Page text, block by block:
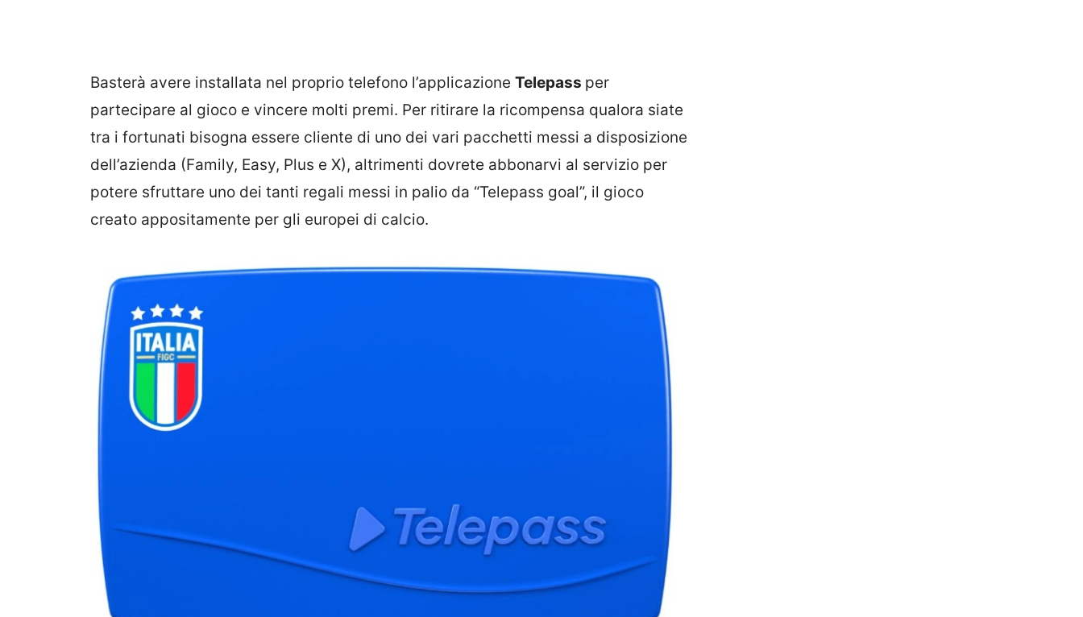
Basterà avere installata nel proprio telefono l’applicazione Telepass per
partecipare al gioco e vincere molti premi. Per ritirare la ricompensa qualora siate
tra i fortunati bisogna essere cliente di uno dei vari pacchetti messi a disposizione
dell’azienda (Family, Easy, Plus e X), altrimenti dovrete abbonarvi al servizio per
potere sfruttare uno dei tanti regali messi in palio da “Telepass goal”, il gioco
creato appositamente per gli europei di calcio.